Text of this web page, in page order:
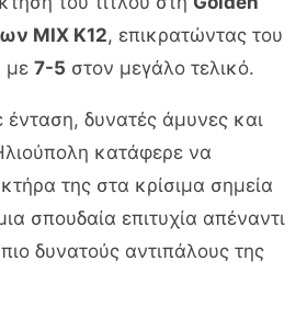
ΜΙΧ Κ12, επικρατώντας του
με 7-5 στον μεγάλο τελικό.
ένταση, δυνατές άμυνες και
κατάφερε να
της στα κρίσιμα σημεία
σπουδαία επιτυχία απέναντι
δυνατούς αντιπάλους της